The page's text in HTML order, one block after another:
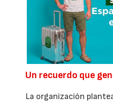
Un recuerdo que
La organización